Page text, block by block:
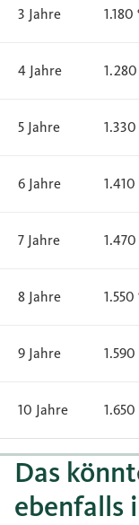
3 Jahre 1.180
4 Jahre
5 Jahre
6 Jahre 1.410
7 Jahre
8 Jahre 1.550
9 Jahre 1.590
10 Jahre 1.650
Das
ebenfalls